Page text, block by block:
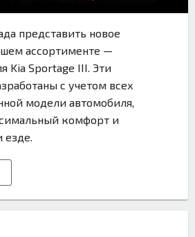
представить новое
ассортименте —
Kia Sportage III. Эти
с учетом всех
модели автомобиля,
комфорт и
езде.